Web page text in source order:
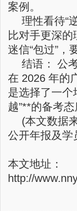
案例。
理性看待“
比对手更深
迷信“包过”，
结语： 公
在 2026 年的
是选择了一个
越”**的备考态
(本文数据
公开年报及学
本文地址：
http://